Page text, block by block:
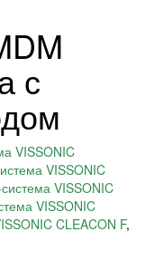
с
VISSONIC
VISSONIC
VISSONIC
VISSONIC
CLEACON F,